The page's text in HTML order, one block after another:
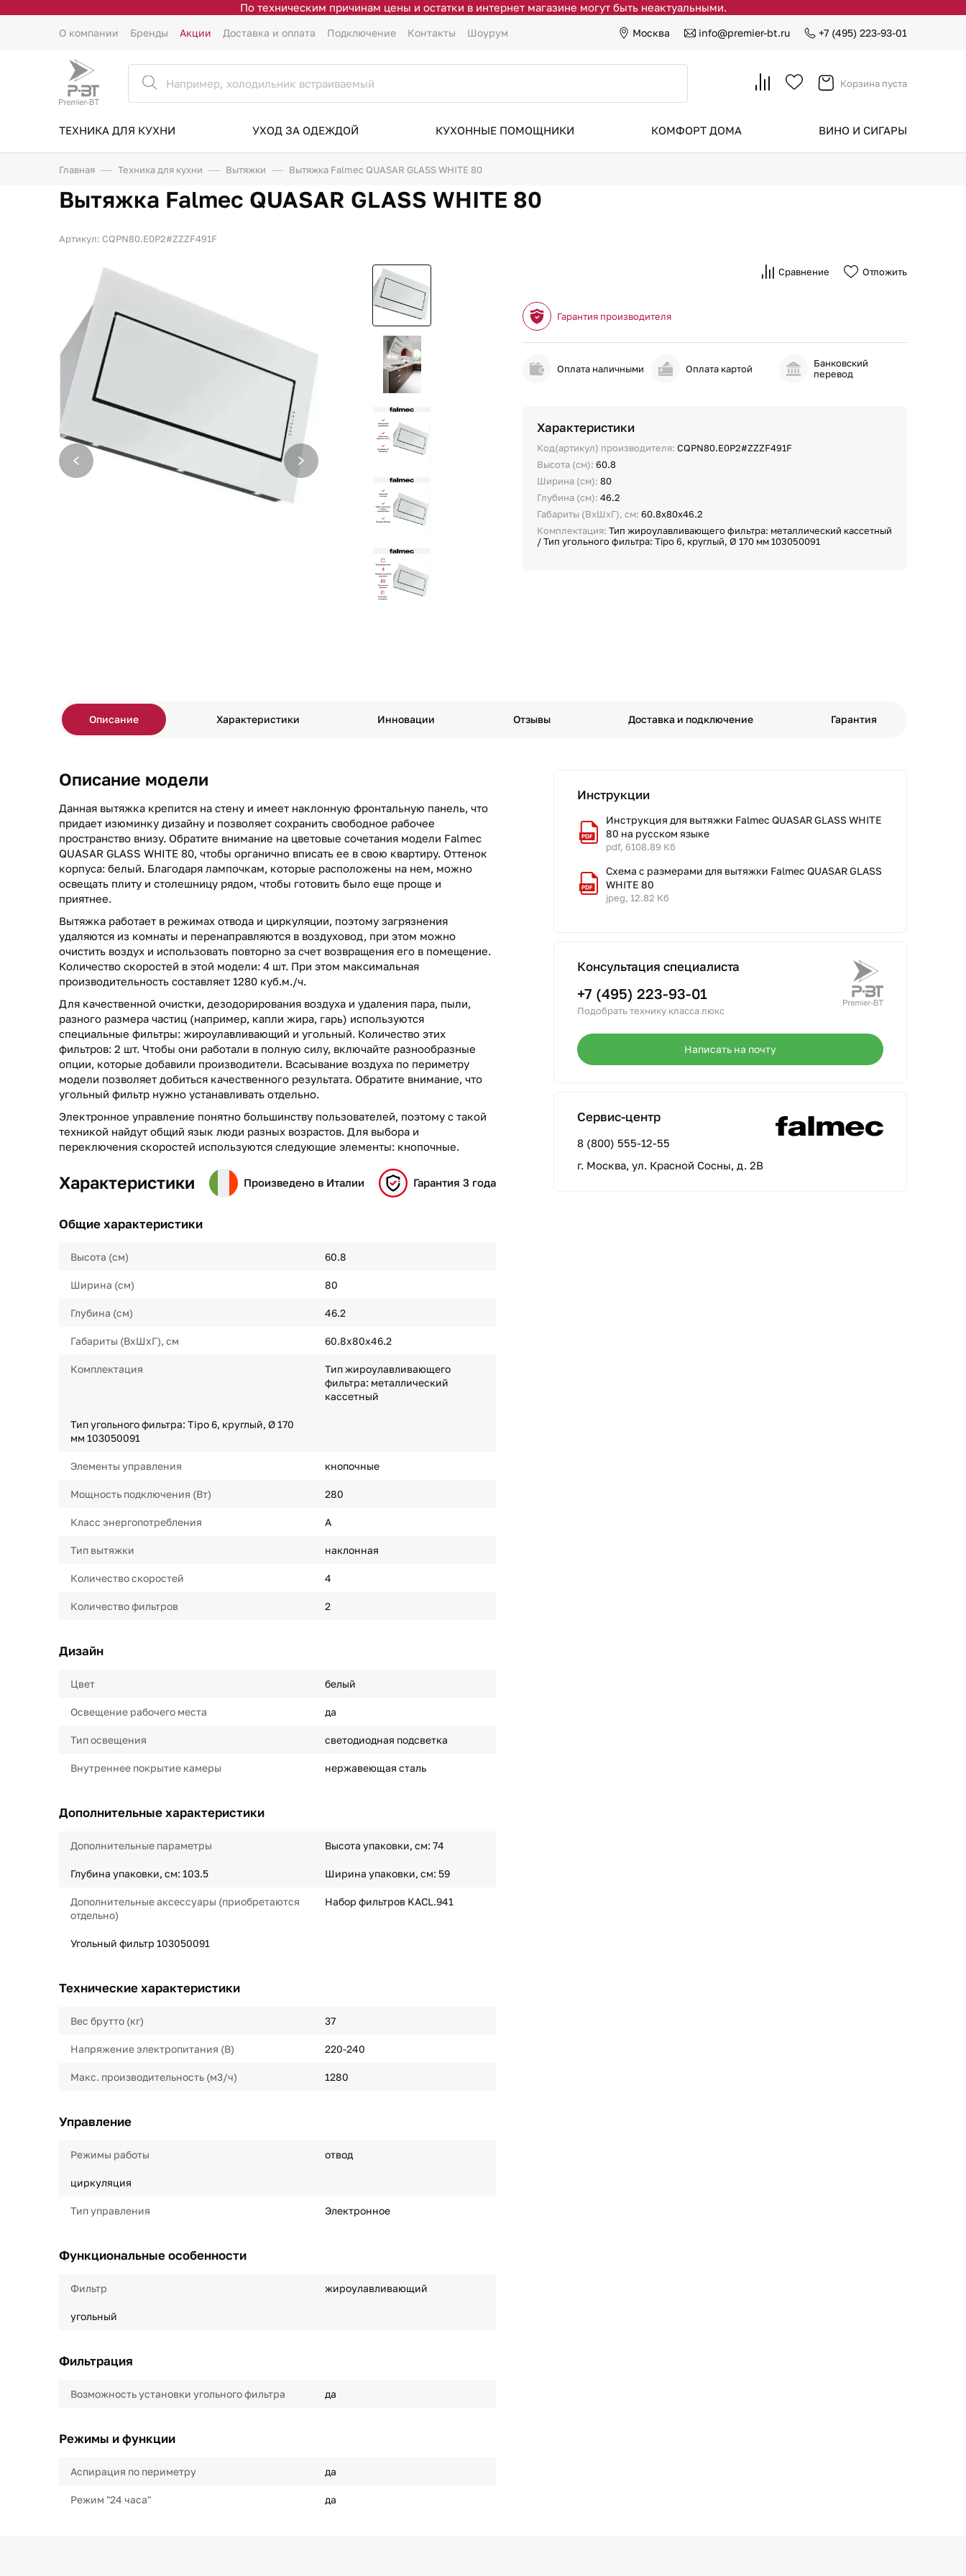
По техническим причинам цены и остатки в интернет магазине могут быть неактуальными.
О компании Бренды Акции Доставка и оплата Подключение Контакты Шоурум Москва info@premier-bt.ru +7 (495) 223-93-01
Корзина пуста
ТЕХНИКА ДЛЯ КУХНИ УХОД ЗА ОДЕЖДОЙ КУХОННЫЕ ПОМОЩНИКИ КОМФОРТ ДОМА ВИНО И СИГАРЫ
Главная Техника для кухни Вытяжки Вытяжка Falmec QUASAR GLASS WHITE 80
Вытяжка Falmec QUASAR GLASS WHITE 80
Артикул: CQPN80.E0P2#ZZZF491F
Сравнение Отложить
Гарантия производителя
Оплата наличными Оплата картой
Банковский
перевод
Характеристики
Код(артикул) производителя:CQPN80.E0P2#ZZZF491F
Высота (см):60.8
Ширина (см):80
Глубина (см):46.2
Габариты (ВхШхГ), см:60.8х80х46.2
Комплектация:Тип жироулавливающего фильтра: металлический кассетный
/ Тип угольного фильтра: Tipo 6, круглый, Ø 170 мм 103050091
Описание Характеристики Инновации Отзывы Доставка и подключение Гарантия
Описание модели
Данная вытяжка крепится на стену и имеет наклонную фронтальную панель, что
придает изюминку дизайну и позволяет сохранить свободное рабочее
пространство внизу. Обратите внимание на цветовые сочетания модели Falmec
QUASAR GLASS WHITE 80, чтобы органично вписать ее в свою квартиру. Оттенок
корпуса: белый. Благодаря лампочкам, которые расположены на нем, можно
освещать плиту и столешницу рядом, чтобы готовить было еще проще и
приятнее.
Вытяжка работает в режимах отвода и циркуляции, поэтому загрязнения
удаляются из комнаты и перенаправляются в воздуховод, при этом можно
очистить воздух и использовать повторно за счет возвращения его в помещение.
Количество скоростей в этой модели: 4 шт. При этом максимальная
производительность составляет 1280 куб.м./ч.
Для качественной очистки, дезодорирования воздуха и удаления пара, пыли,
разного размера частиц (например, капли жира, гарь) используются
специальные фильтры: жироулавливающий и угольный. Количество этих
фильтров: 2 шт. Чтобы они работали в полную силу, включайте разнообразные
опции, которые добавили производители. Всасывание воздуха по периметру
модели позволяет добиться качественного результата. Обратите внимание, что
угольный фильтр нужно устанавливать отдельно.
Электронное управление понятно большинству пользователей, поэтому с такой
техникой найдут общий язык люди разных возрастов. Для выбора и
переключения скоростей используются следующие элементы: кнопочные.
Характеристики Произведено в Италии Гарантия 3 года
Общие характеристики
Высота (см) 60.8
Ширина (см) 80
Глубина (см) 46.2
Габариты (ВхШхГ), см 60.8х80х46.2
Комплектация
Тип жироулавливающего
фильтра: металлический
кассетный
Тип угольного фильтра: Tipo 6, круглый, Ø 170
мм 103050091
Элементы управления кнопочные
Мощность подключения (Вт) 280
Класс энергопотребления A
Тип вытяжки наклонная
Количество скоростей 4
Количество фильтров 2
Дизайн
Цвет белый
Освещение рабочего места да
Тип освещения светодиодная подсветка
Внутреннее покрытие камеры нержавеющая сталь
Дополнительные характеристики
Дополнительные параметры Высота упаковки, см: 74
Глубина упаковки, см: 103.5 Ширина упаковки, см: 59
Дополнительные аксессуары (приобретаются
отдельно)
Набор фильтров KACL.941
Угольный фильтр 103050091
Технические характеристики
Вес брутто (кг) 37
Напряжение электропитания (В) 220-240
Макс. производительность (м3/ч) 1280
Управление
Режимы работы отвод
циркуляция
Тип управления Электронное
Функциональные особенности
Фильтр жироулавливающий
угольный
Фильтрация
Возможность установки угольного фильтра да
Режимы и функции
Аспирация по периметру да
Режим "24 часа" да
Инструкции
Инструкция для вытяжки Falmec QUASAR GLASS WHITE
80 на русском языке
pdf, 6108.89 Кб
Схема с размерами для вытяжки Falmec QUASAR GLASS
WHITE 80
jpeg, 12.82 Кб
Консультация специалиста
+7 (495) 223-93-01
Подобрать технику класса люкс
Написать на почту
Сервис-центр
8 (800) 555-12-55
г. Москва, ул. Красной Сосны, д. 2В